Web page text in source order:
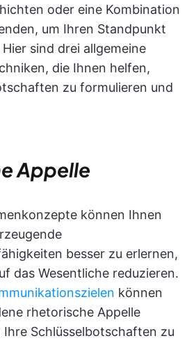
oder eine Kombination
um Ihren Standpunkt
sind drei allgemeine
die Ihnen helfen,
zu formulieren und
Appelle
können Ihnen
besser zu erlernen,
das Wesentliche reduzieren.
können
rhetorische Appelle
Ihre Schlüsselbotschaften zu